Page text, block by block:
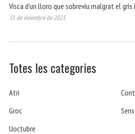
Visca d’un lloro que sobreviu malgrat el
31 de desembre de 2025
Totes les categories
Atri
Groc
Uoctubre